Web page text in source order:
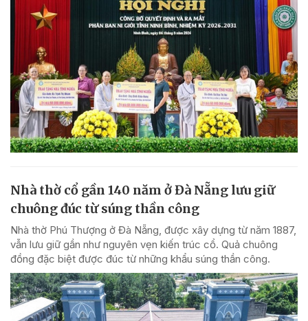
Nhà thờ cổ gần 140 năm ở Đà Nẵng lưu giữ
chuông đúc từ súng thần công
Nhà thờ Phú Thượng ở Đà Nẵng, được xây dựng từ năm 1887,
vẫn lưu giữ gần như nguyên vẹn kiến trúc cổ. Quả chuông
đồng đặc biệt được đúc từ những khẩu súng thần công.